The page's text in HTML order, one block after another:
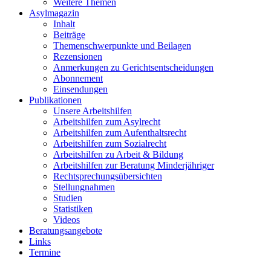
Weitere Themen
Asylmagazin
Inhalt
Beiträge
Themenschwerpunkte und Beilagen
Rezensionen
Anmerkungen zu Gerichtsentscheidungen
Abonnement
Einsendungen
Publikationen
Unsere Arbeitshilfen
Arbeitshilfen zum Asylrecht
Arbeitshilfen zum Aufenthaltsrecht
Arbeitshilfen zum Sozialrecht
Arbeitshilfen zu Arbeit & Bildung
Arbeitshilfen zur Beratung Minderjähriger
Rechtsprechungsübersichten
Stellungnahmen
Studien
Statistiken
Videos
Beratungsangebote
Links
Termine